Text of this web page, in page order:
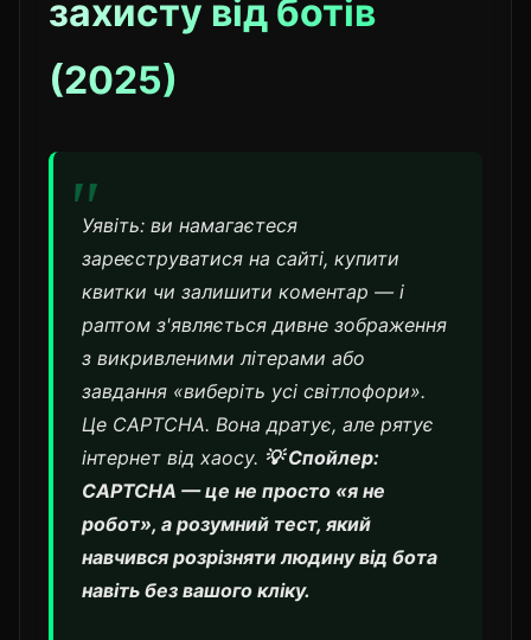
захисту від ботів
(2025)
Уявіть: ви намагаєтеся
зареєструватися на сайті, купити
квитки чи залишити коментар — і
раптом з'являється дивне зображення
з викривленими літерами або
завдання «виберіть усі світлофори».
Це CAPTCHA. Вона дратує, але рятує
інтернет від хаосу. 💡 Спойлер:
CAPTCHA — це не просто «я не
робот», а розумний тест, який
навчився розрізняти людину від бота
навіть без вашого кліку.